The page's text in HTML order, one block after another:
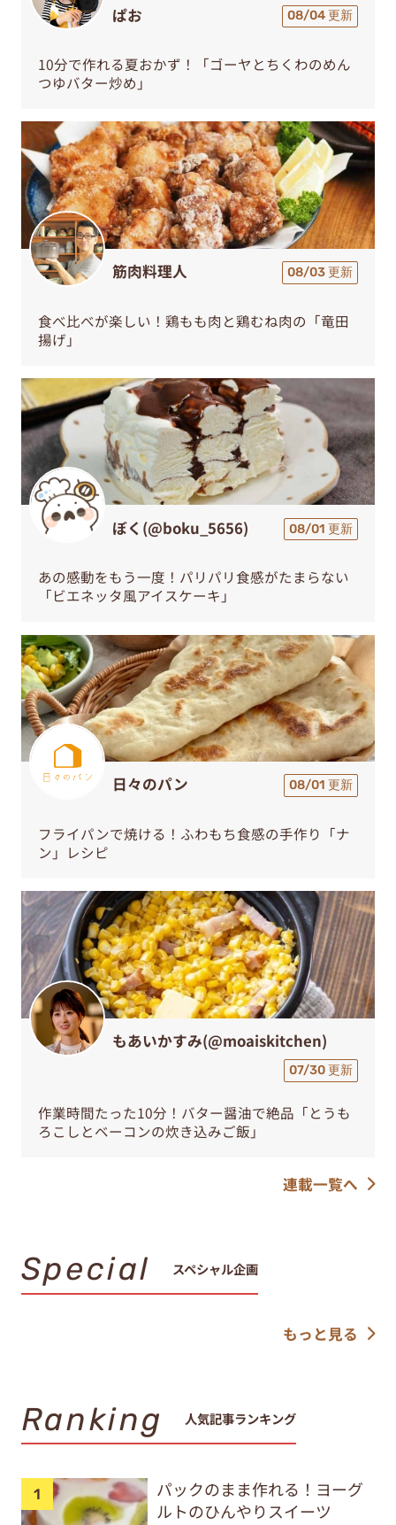
ぱお 08/04 更新
10分で作れる夏おかず！「ゴーヤとちくわのめん
つゆバター炒め」
筋肉料理人 08/03 更新
食べ比べが楽しい！鶏もも肉と鶏むね肉の「竜田
揚げ」
ぼく(@boku_5656) 08/01 更新
あの感動をもう一度！パリパリ食感がたまらない
「ビエネッタ風アイスケーキ」
日々のパン 08/01 更新
フライパンで焼ける！ふわもち食感の手作り「ナ
ン」レシピ
もあいかすみ(@moaiskitchen)
07/30 更新
作業時間たった10分！バター醤油で絶品「とうも
ろこしとベーコンの炊き込みご飯」
連載一覧へ
Special スペシャル企画
もっと見る
Ranking 人気記事ランキング
パックのまま作れる！ヨーグ
ルトのひんやりスイーツ